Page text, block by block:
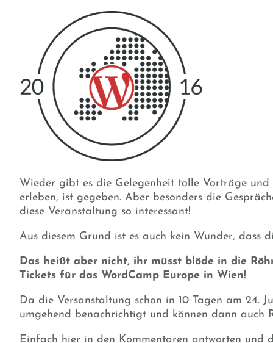
Wieder gibt es die Gelegenheit tolle Vorträge
erleben, ist gegeben. Aber besonders die
diese Veranstaltung so interessant!
Aus diesem Grund ist es auch kein Wunder, dass
Das heißt aber nicht, ihr müsst blöde in die
Tickets für das WordCamp Europe in Wien!
Da die Versanstaltung schon in 10 Tagen am 24.
umgehend benachrichtigt und können dann auch
Einfach hier in den Kommentaren antworten und